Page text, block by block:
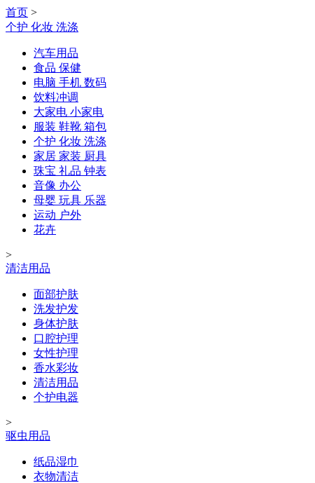
首页 >
个护 化妆 洗涤
汽车用品
食品 保健
电脑 手机 数码
饮料冲调
大家电 小家电
服装 鞋靴 箱包
个护 化妆 洗涤
家居 家装 厨具
珠宝 礼品 钟表
音像 办公
母婴 玩具 乐器
运动 户外
花卉
>
清洁用品
面部护肤
洗发护发
身体护肤
口腔护理
女性护理
香水彩妆
清洁用品
个护电器
>
驱虫用品
纸品湿巾
衣物清洁